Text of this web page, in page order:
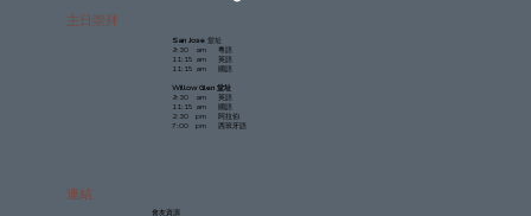
連結
會友資源
主日崇拜
San Jose 堂址
9:30 am 粵語
11:15 am 英語
11:15 am 國語
Willow Glen 堂址
9:30 am 英語
11:15 am 國語
2:30 pm 阿拉伯
7:00 pm 西班牙語